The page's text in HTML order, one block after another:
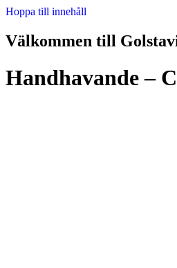
Hoppa till innehåll
Välkommen till
Handhavande –